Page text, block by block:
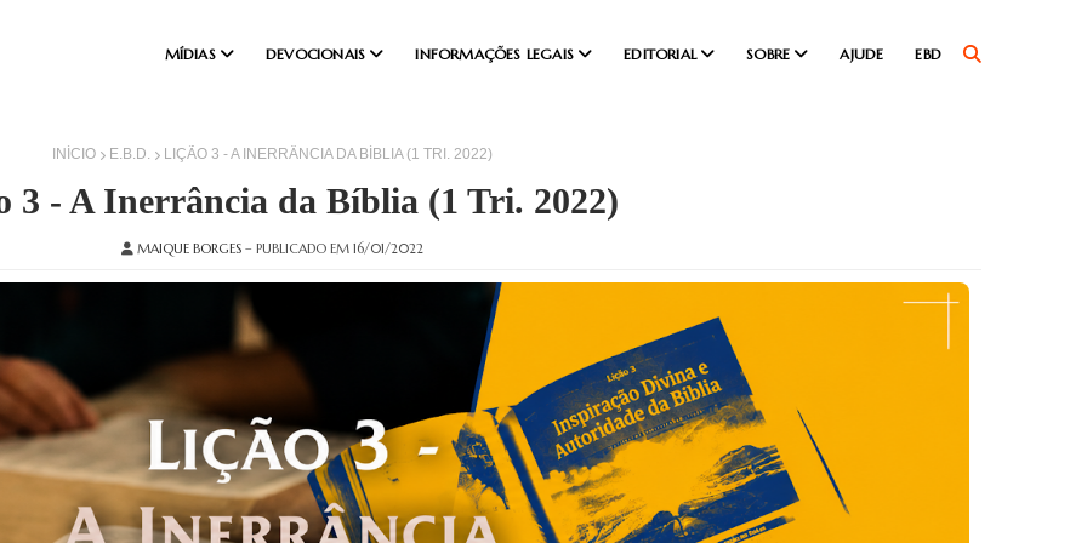
MÍDIAS DEVOCIONAIS INFORMAÇÕES LEGAIS EDITORIAL SOBRE AJUDE EBD
INÍCIO E.B.D. LIÇÃO 3 - A INERRÂNCIA DA BÍBLIA (1 TRI. 2022)
3 - A Inerrância da Bíblia (1 Tri. 2022)
MAIQUE BORGES– PUBLICADO EM 16/01/2022